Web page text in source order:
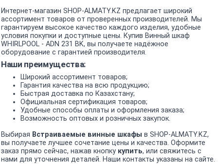
Интернет-магазин SHOP-ALMATY.KZ предлагает широкий
ассортимент товаров от проверенных производителей. Мы
гарантируем высокое качество каждого изделия, удобные
условия покупки и доступные цены. Купив Винный шкаф
WHIRLPOOL - ADN 231 BK, вы получаете надёжное
оборудование с гарантией производителя.
Наши преимущества:
Широкий ассортимент товаров;
Гарантия качества на всю продукцию;
Быстрая доставка по Казахстану;
Официальная сертификация товаров;
Удобные способы оплаты и оформления заказа;
Возможность оптовых и розничных закупок.
Выбирая Встраиваемые винные шкафы в SHOP-ALMATY.KZ,
вы получаете лучшее сочетание цены и качества. Оформите
заказ прямо сейчас, нажав кнопку купить, или свяжитесь с
нами для уточнения деталей. Наши контакты указаны на сайте.